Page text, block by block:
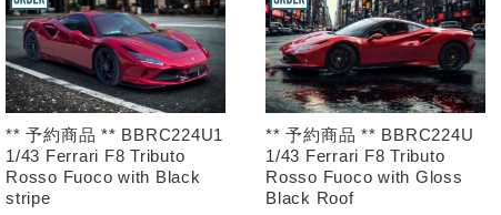
** 予約商品 ** BBRC224U1
1/43 Ferrari F8 Tributo
Rosso Fuoco with Black
stripe
** 予約商品 ** BBRC224U
1/43 Ferrari F8 Tributo
Rosso Fuoco with Gloss
Black Roof